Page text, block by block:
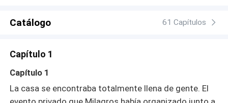
Catálogo 61 Capítulos
Capítulo 1
Capítulo 1
La casa se encontraba totalmente llena de gente. El